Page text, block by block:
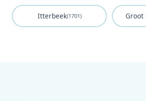
Itterbeek(1701) Groot